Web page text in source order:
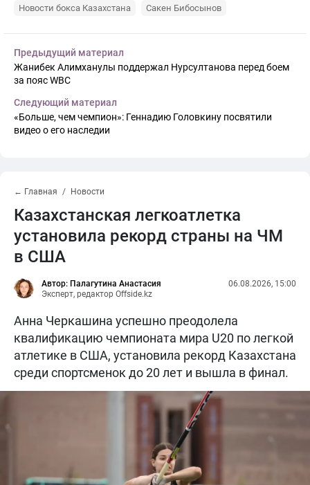
Новости бокса Казахстана Сакен Бибосынов
Предыдущий материал
Жанибек Алимханулы поддержал Нурсултанова перед боем
за пояс WBC
Следующий материал
«Больше, чем чемпион»: Геннадию Головкину посвятили
видео о его наследии
← Главная Новости
Казахстанская легкоатлетка
установила рекорд страны на ЧМ
в США
Автор: Палагутина Анастасия
Эксперт, редактор Offside.kz
06.08.2026, 15:00
Анна Черкашина успешно преодолела
квалификацию чемпионата мира U20 по легкой
атлетике в США, установила рекорд Казахстана
среди спортсменок до 20 лет и вышла в финал.